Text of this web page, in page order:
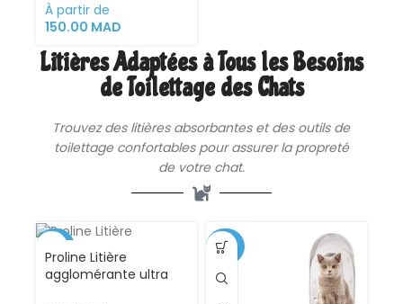
À partir de
150.00 MAD
Litières Adaptées à Tous les Besoins
de Toilettage des Chats
Trouvez des litièresabsorbantes et des outils de
toilettage confortables pour assurer la propreté
de votre chat.
VENDU
Proline Litière
agglomérante ultra
-34%